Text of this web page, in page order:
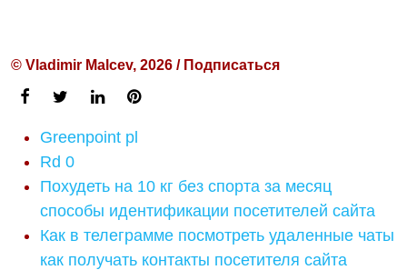
© Vladimir Malcev, 2026 / Подписаться
Greenpoint pl
Rd 0
Похудеть на 10 кг без спорта за месяц
способы идентификации посетителей сайта
Как в телеграмме посмотреть удаленные чаты
как получать контакты посетителя сайта